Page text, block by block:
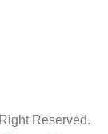
Reserved.